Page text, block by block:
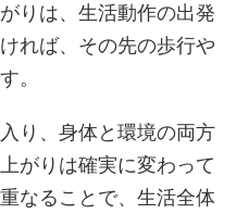
りは、生活動作の出発
れば、その先の歩行や
。
り、身体と環境の両方
がりは確実に変わって
なることで、生活全体